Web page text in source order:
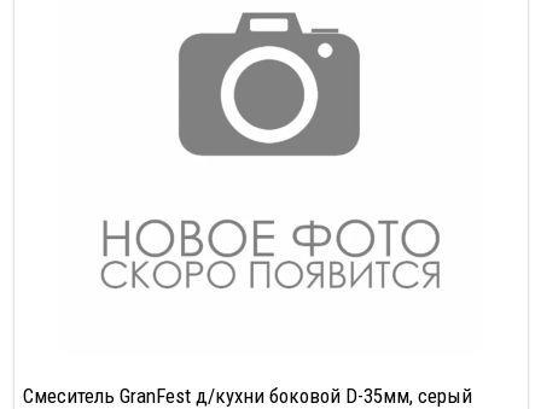
Смеситель GranFest д/кухни боковой D-35мм, серый